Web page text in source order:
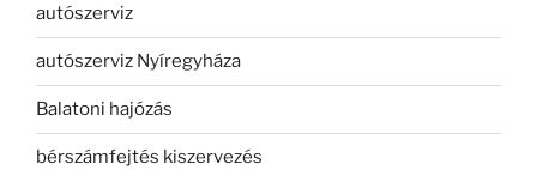
autószerviz
autószerviz Nyíregyháza
Balatoni hajózás
bérszámfejtés kiszervezés